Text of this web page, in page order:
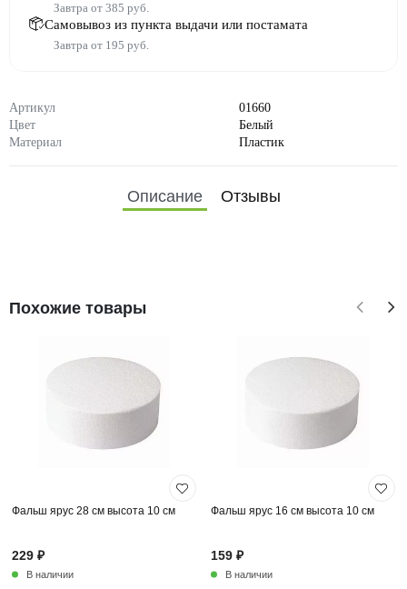
Артикул
01660
Цвет
Белый
Материал
Пластик
Завтра от 385 руб.
Самовывоз из пункта выдачи или постамата
Завтра от 195 руб.
Описание Отзывы
Похожие товары
Фальш ярус 28 см высота 10 см
229 ₽
В наличии
Фальш ярус 16 см высота 10 см
159 ₽
В наличии